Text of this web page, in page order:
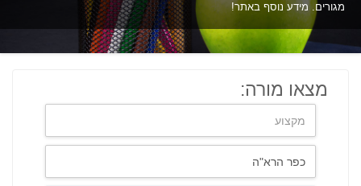
מגורים. מידע נוסף באתר!
מצאו מורה: